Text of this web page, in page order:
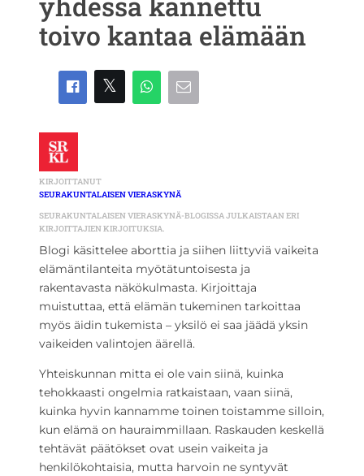
toivo kantaa elämään
KIRJOITTANUT
SEURAKUNTALAISEN VIERASKYNÄ
SEURAKUNTALAISEN VIERASKYNÄ-BLOGISSA JULKAISTAAN ERI
KIRJOITTAJIEN KIRJOITUKSIA.
Blogi käsittelee aborttia ja siihen liittyviä vaikeita
elämäntilanteita myötätuntoisesta ja
rakentavasta näkökulmasta. Kirjoittaja
muistuttaa, että elämän tukeminen tarkoittaa
myös äidin tukemista – yksilö ei saa jäädä yksin
vaikeiden valintojen äärellä.
Yhteiskunnan mitta ei ole vain siinä, kuinka
tehokkaasti ongelmia ratkaistaan, vaan siinä,
kuinka hyvin kannamme toinen toistamme silloin,
kun elämä on hauraimmillaan. Raskauden keskellä
tehtävät päätökset ovat usein vaikeita ja
henkilökohtaisia, mutta harvoin ne syntyvät